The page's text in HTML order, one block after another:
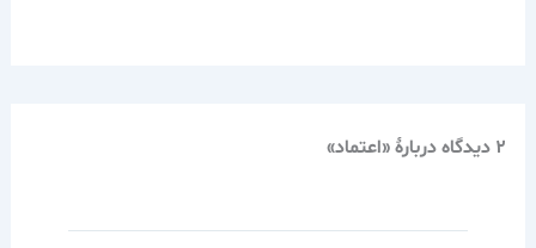
2 دیدگاه دربارهٔ «اعتماد»